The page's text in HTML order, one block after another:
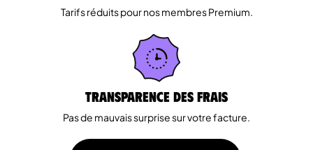
Tarifs réduits pour nos membres Premium.
Transparence des Frais
Pas de mauvais surprise sur votre facture.